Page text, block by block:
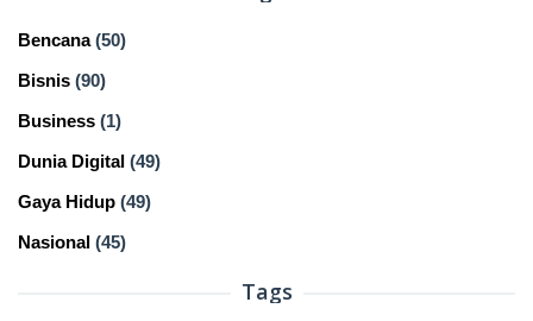
Bencana(50)
Bisnis (90)
Business (1)
Dunia Digital (49)
Gaya Hidup (49)
Nasional (45)
Tags